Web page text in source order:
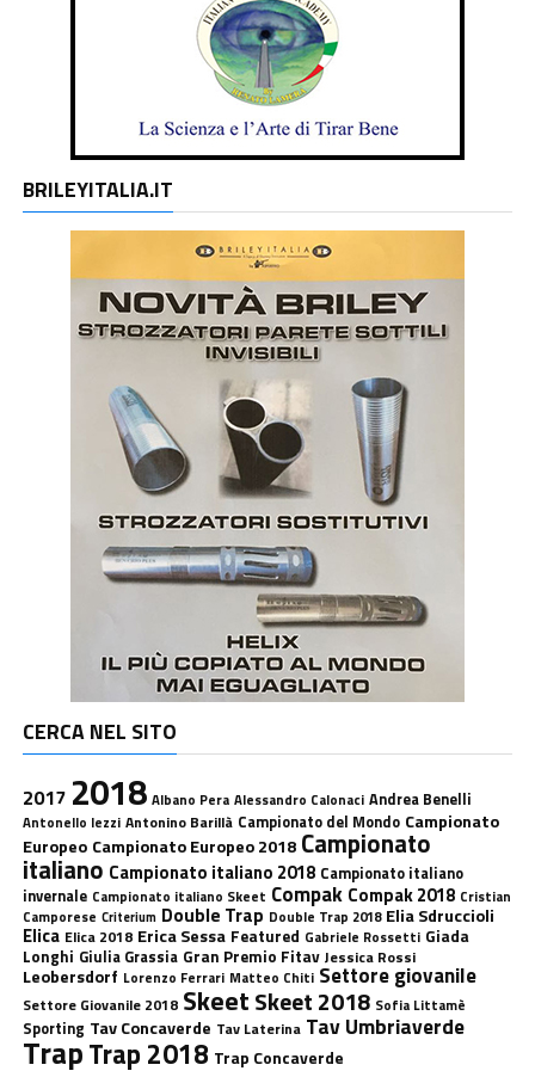
BRILEYITALIA.IT
CERCA NEL SITO
2017 2018 Albano Pera Alessandro Calonaci Andrea Benelli
Antonello Iezzi Antonino Barillà Campionato del Mondo Campionato
Europeo Campionato Europeo 2018 Campionato
italiano Campionato italiano 2018 Campionato italiano
invernale Campionato italiano Skeet Compak Compak 2018 Cristian
Camporese Criterium Double Trap Double Trap 2018 Elia Sdruccioli
Elica Elica 2018 Erica Sessa Featured Gabriele Rossetti Giada
Longhi Giulia Grassia Gran Premio Fitav Jessica Rossi
Leobersdorf Lorenzo Ferrari Matteo Chiti Settore giovanile
Settore Giovanile 2018 SkeetSkeet 2018 Sofia Littamè
Sporting Tav Concaverde Tav Laterina Tav Umbriaverde
TrapTrap 2018 Trap Concaverde